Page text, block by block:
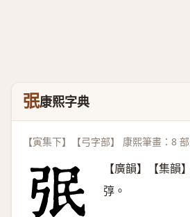
㢯康熙字典
【寅集下】【弓字部】 康熙筆畫：8
【廣韻】【集韻】
弴。